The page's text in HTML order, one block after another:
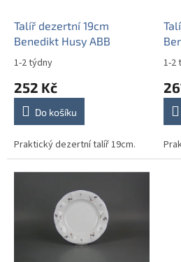
Talíř dezertní 19cm
Benedikt Husy ABB
1-2 týdny
252 Kč
Do košíku
Praktický dezertní talíř 19cm.
1-2